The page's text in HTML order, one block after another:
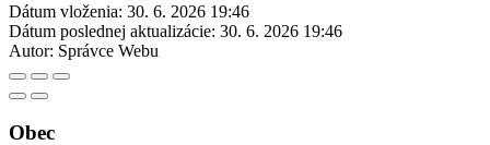
Dátum vloženia: 30. 6. 2026 19:46
Dátum poslednej aktualizácie: 30. 6. 2026 19:46
Autor: Správce Webu
Obec